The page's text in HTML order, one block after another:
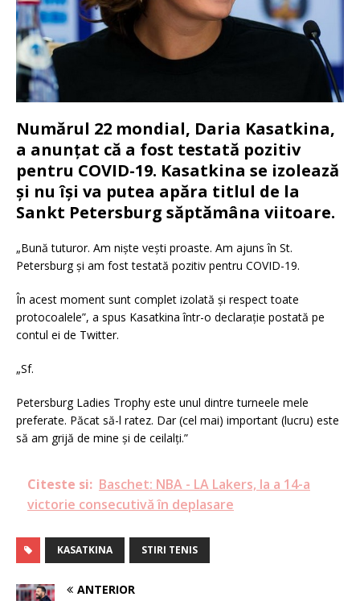
Numărul 22 mondial, Daria Kasatkina,
a anunțat că a fost testată pozitiv
pentru COVID-19. Kasatkina se izolează
și nu își va putea apăra titlul de la
Sankt Petersburg săptămâna viitoare.
„Bună tuturor. Am niște vești proaste. Am ajuns în St.
Petersburg și am fost testată pozitiv pentru COVID-19.
În acest moment sunt complet izolată și respect toate
protocoalele”, a spus Kasatkina într-o declarație postată pe
contul ei de Twitter.
„Sf.
Petersburg Ladies Trophy este unul dintre turneele mele
preferate. Păcat să-l ratez. Dar (cel mai) important (lucru) este
să am grijă de mine și de ceilalți.”
Citeste si: Baschet: NBA - LA Lakers, la a 14-a
victorie consecutivă în deplasare
KASATKINA STIRI TENIS
ANTERIOR